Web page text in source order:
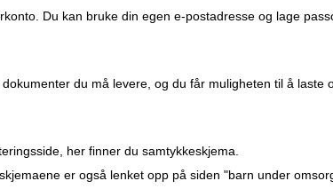
Du kan bruke din egen e-postadresse og lage
du må levere, og du får muligheten til å
her finner du samtykkeskjema.
er også lenket opp på siden "barn under